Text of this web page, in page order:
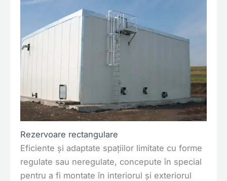
Rezervoare rectangulare
Eficiente și adaptate spațiilor limitate cu forme
regulate sau neregulate, concepute în special
pentru a fi montate în interiorul și exteriorul